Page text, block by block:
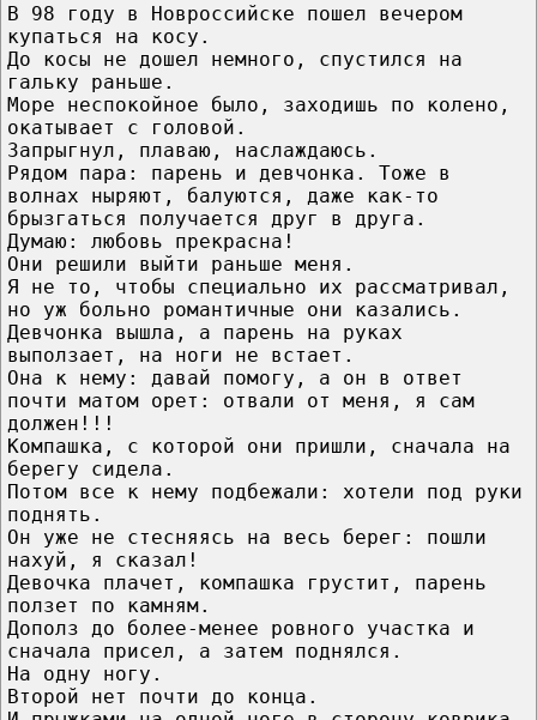
В 98 году в Новроссийске пошел вечером
купаться на косу.
До косы не дошел немного, спустился на
гальку раньше.
Море неспокойное было, заходишь по колено,
окатывает с головой.
Запрыгнул, плаваю, наслаждаюсь.
Рядом пара: парень и девчонка. Тоже в
волнах ныряют, балуются, даже как-то
брызгаться получается друг в друга.
Думаю: любовь прекрасна!
Они решили выйти раньше меня.
Я не то, чтобы специально их рассматривал,
но уж больно романтичные они казались.
Девчонка вышла, а парень на руках
выползает, на ноги не встает.
Она к нему: давай помогу, а он в ответ
почти матом орет: отвали от меня, я сам
должен!!!
Компашка, с которой они пришли, сначала на
берегу сидела.
Потом все к нему подбежали: хотели под руки
поднять.
Он уже не стесняясь на весь берег: пошли
нахуй, я сказал!
Девочка плачет, компашка грустит, парень
ползет по камням.
Дополз до более-менее ровного участка и
сначала присел, а затем поднялся.
На одну ногу.
Второй нет почти до конца.